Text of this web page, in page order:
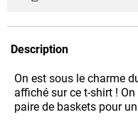
Description
On est sous le charme
affiché sur ce t-shirt !
paire de baskets pour